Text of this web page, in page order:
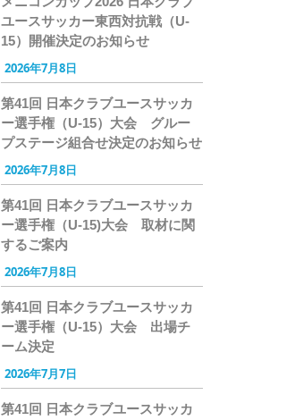
ユースサッカー東西対抗戦（U-
15）開催決定のお知らせ
2026年7月8日
第41回 日本クラブユースサッカ
ー選手権（U-15）大会 グルー
プステージ組合せ決定のお知らせ
2026年7月8日
第41回 日本クラブユースサッカ
ー選手権（U-15)大会 取材に関
するご案内
2026年7月8日
第41回 日本クラブユースサッカ
ー選手権（U-15）大会 出場チ
ーム決定
2026年7月7日
第41回 日本クラブユースサッカ